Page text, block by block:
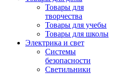
Товары для
творчества
Товары для учебы
Товары для школы
Электрика и свет
Системы
безопасности
Светильники